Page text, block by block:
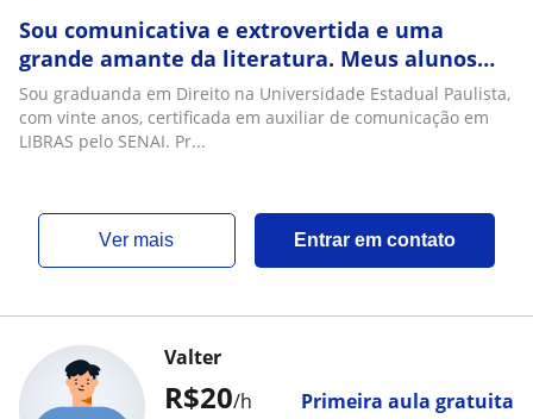
Sou comunicativa e extrovertida e uma
grande amante da literatura. Meus alunos
são aqueles que amam o conhecimento, e
Não apenas o fazem por obrigação, pois
aprenderam a se deliciar nas riquezas da
Sou graduanda em Direito na Universidade Estadual Paulista,
com vinte anos, certificada em auxiliar de comunicação em
LIBRAS pelo SENAI. Pr...
ver mais Entrar em contato
R$20/h Primeira aula gratuita
Valter